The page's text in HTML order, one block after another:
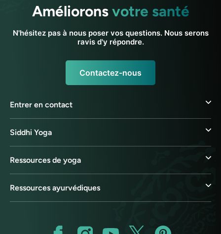
Amélioronsvotre santé
N'hésitez pas à nous poser vos questions. Nous serons
ravis d'y répondre.
Contactez-nous
Entrer en contact
Siddhi Yoga
Ressources de yoga
Ressources ayurvédiques